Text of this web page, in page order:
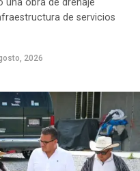
una obra de drenaje
de servicios
2026